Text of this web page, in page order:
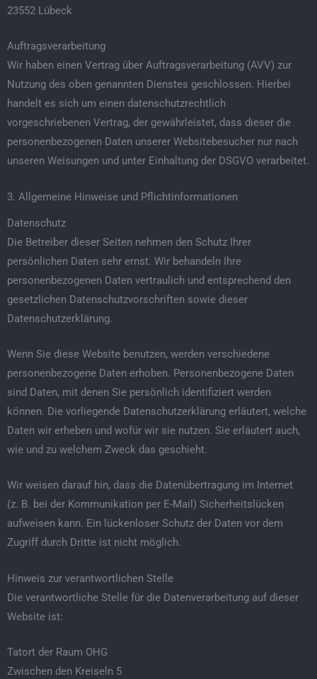
23552 Lübeck
Auftragsverarbeitung
Wir haben einen Vertrag über Auftragsverarbeitung (AVV) zur
Nutzung des oben genannten Dienstes geschlossen. Hierbei
handelt es sich um einen datenschutzrechtlich
vorgeschriebenen Vertrag, der gewährleistet, dass dieser die
personenbezogenen Daten unserer Websitebesucher nur nach
unseren Weisungen und unter Einhaltung der DSGVO verarbeitet.
3. Allgemeine Hinweise und Pflicht­informationen
Datenschutz
Die Betreiber dieser Seiten nehmen den Schutz Ihrer
persönlichen Daten sehr ernst. Wir behandeln Ihre
personenbezogenen Daten vertraulich und entsprechend den
gesetzlichen Datenschutzvorschriften sowie dieser
Datenschutzerklärung.
Wenn Sie diese Website benutzen, werden verschiedene
personenbezogene Daten erhoben. Personenbezogene Daten
sind Daten, mit denen Sie persönlich identifiziert werden
können. Die vorliegende Datenschutzerklärung erläutert, welche
Daten wir erheben und wofür wir sie nutzen. Sie erläutert auch,
wie und zu welchem Zweck das geschieht.
Wir weisen darauf hin, dass die Datenübertragung im Internet
(z. B. bei der Kommunikation per E-Mail) Sicherheitslücken
aufweisen kann. Ein lückenloser Schutz der Daten vor dem
Zugriff durch Dritte ist nicht möglich.
Hinweis zur verantwortlichen Stelle
Die verantwortliche Stelle für die Datenverarbeitung auf dieser
Website ist:
Tatort der Raum OHG
Zwischen den Kreiseln 5